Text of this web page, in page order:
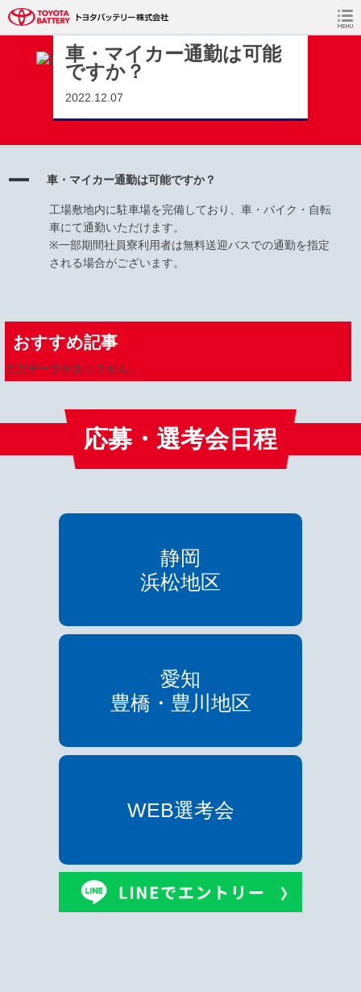
静岡（大森・境宿・新居工場）期間社員採用情報 TOP
仕事
内容や勤務形態、勤務地について
車・マイカー通勤は可能ですか？
車・マイカー通勤は可能
ですか？
2022.12.07
A 車・マイカー通勤は可能ですか？
工場敷地内に駐車場を完備しており、車・バイク・自転
車にて通勤いただけます。
※一部期間社員寮利用者は無料送迎バスでの通勤を指定
される場合がございます。
おすすめ記事
まだデータがありません。
応募・選考会日程
静岡
浜松地区
愛知
豊橋・豊川地区
WEB選考会